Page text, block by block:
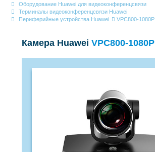
Оборудование Huawei для видеоконференцсвязи
Терминалы видеоконференцсвязи Huawei
Периферийные устройства Huawei
VPC800-1080P
Камера Huawei VPC800-1080P